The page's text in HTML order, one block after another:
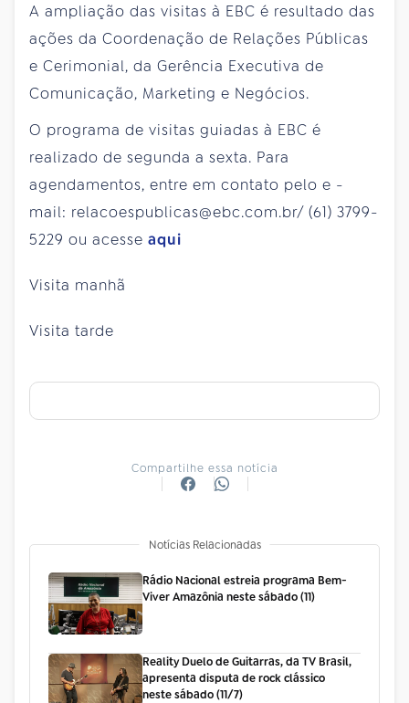
A ampliação das visitas à EBC é resultado das
ações da Coordenação de Relações Públicas
e Cerimonial, da Gerência Executiva de
Comunicação, Marketing e Negócios.
O programa de visitas guiadas à EBC é
realizado de segunda a sexta. Para
agendamentos, entre em contato pelo e -
mail: relacoespublicas@ebc.com.br/ (61) 3799-
5229 ou acesse aqui
Visita manhã
Visita tarde
Compartilhe essa notícia
Notícias Relacionadas
Rádio Nacional estreia programa Bem-
Viver Amazônia neste sábado (11)
Reality Duelo de Guitarras, da TV Brasil,
apresenta disputa de rock clássico
neste sábado (11/7)